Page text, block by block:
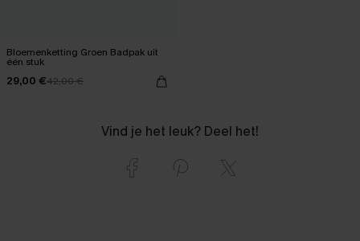
Bloemenketting Groen Badpak uit
één stuk
29,00 €42,00 €
Vind je het leuk? Deel het!